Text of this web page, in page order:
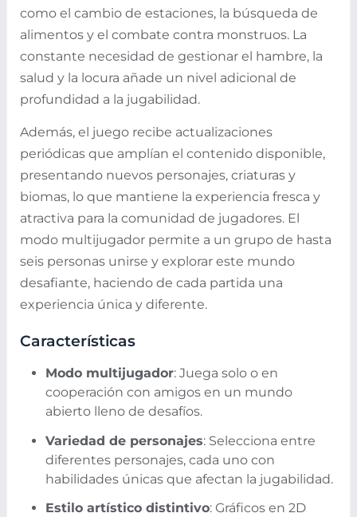
como el cambio de estaciones, la búsqueda de
alimentos y el combate contra monstruos. La
constante necesidad de gestionar el hambre, la
salud y la locura añade un nivel adicional de
profundidad a la jugabilidad.
Además, el juego recibe actualizaciones
periódicas que amplían el contenido disponible,
presentando nuevos personajes, criaturas y
biomas, lo que mantiene la experiencia fresca y
atractiva para la comunidad de jugadores. El
modo multijugador permite a un grupo de hasta
seis personas unirse y explorar este mundo
desafiante, haciendo de cada partida una
experiencia única y diferente.
Características
Modo multijugador: Juega solo o en
cooperación con amigos en un mundo
abierto lleno de desafíos.
Variedad de personajes: Selecciona entre
diferentes personajes, cada uno con
habilidades únicas que afectan la jugabilidad.
Estilo artístico distintivo: Gráficos en 2D